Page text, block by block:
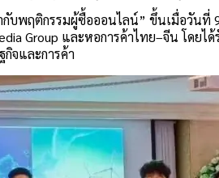
บพฤติกรรมผู้ซื้อออนไลน์” ขึ้นเมื่อวัน
Group และหอการค้าไทย–จีน โดย
จและการค้า